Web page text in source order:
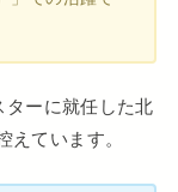
ーに就任した北
ています。